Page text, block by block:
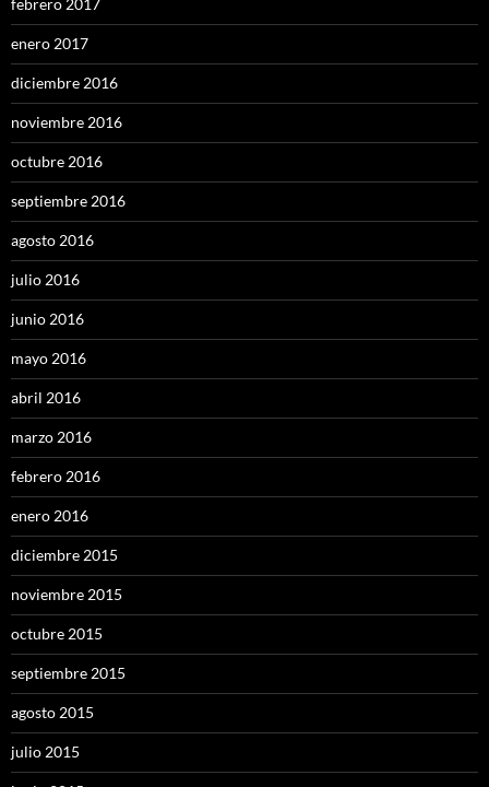
febrero 2017
enero 2017
diciembre 2016
noviembre 2016
octubre 2016
septiembre 2016
agosto 2016
julio 2016
junio 2016
mayo 2016
abril 2016
marzo 2016
febrero 2016
enero 2016
diciembre 2015
noviembre 2015
octubre 2015
septiembre 2015
agosto 2015
julio 2015